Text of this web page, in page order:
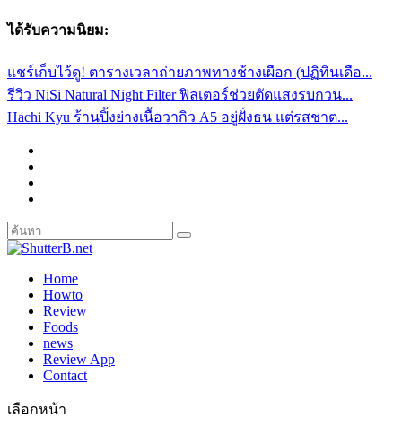
ได้รับความนิยม:
แชร์เก็บไว้ดู! ตารางเวลาถ่ายภาพทางช้างเผือก (ปฏิทินเดือ...
รีวิว NiSi Natural Night Filter ฟิลเตอร์ช่วยตัดแสงรบกวน...
Hachi Kyu ร้านปิ้งย่างเนื้อวากิว A5 อยู่ฝั่งธน แต่รสชาต...
Home
Howto
Review
Foods
news
Review App
Contact
เลือกหน้า